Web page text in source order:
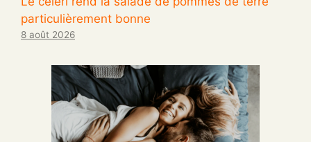
particulièrement bonne
8 août 2026